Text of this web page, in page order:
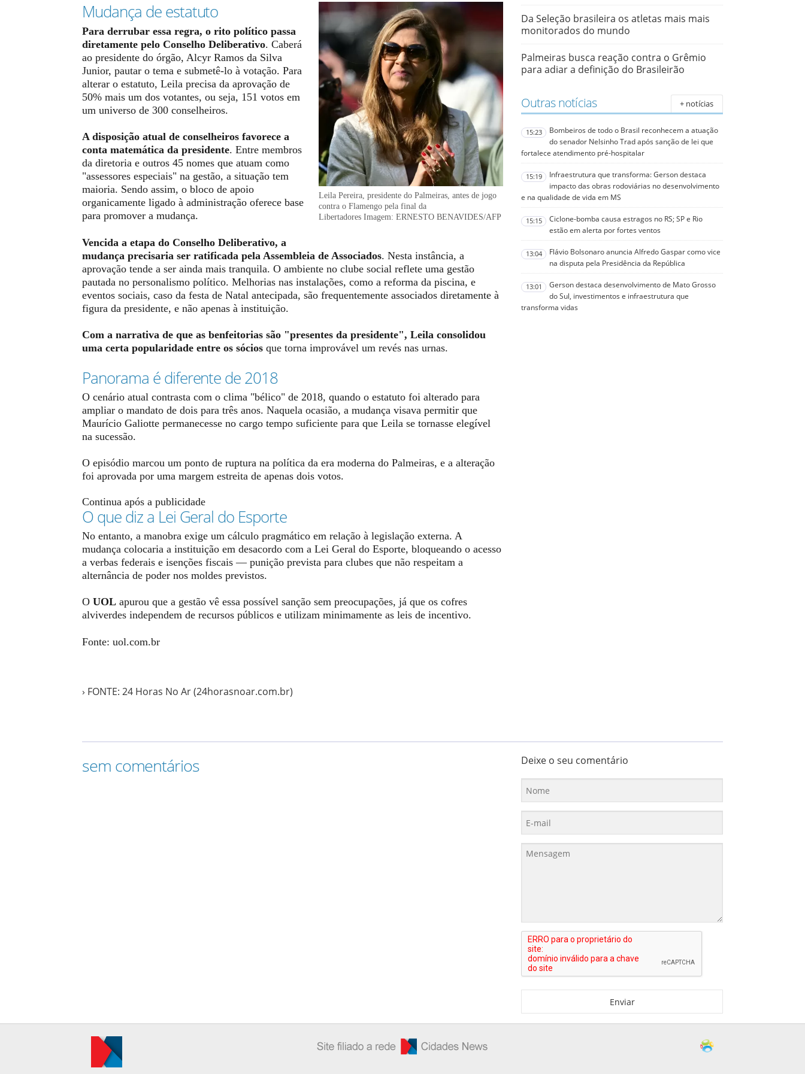
Leila Pereira, presidente do Palmeiras, antes de jogo
contra o Flamengo pela final da
Libertadores Imagem: ERNESTO BENAVIDES/AFP
Mudança de estatuto
Para derrubar essa regra, o rito político passa
diretamente pelo Conselho Deliberativo. Caberá
ao presidente do órgão, Alcyr Ramos da Silva
Junior, pautar o tema e submetê-lo à votação. Para
alterar o estatuto, Leila precisa da aprovação de
50% mais um dos votantes, ou seja, 151 votos em
um universo de 300 conselheiros.
A disposição atual de conselheiros favorece a
conta matemática da presidente. Entre membros
da diretoria e outros 45 nomes que atuam como
"assessores especiais" na gestão, a situação tem
maioria. Sendo assim, o bloco de apoio
organicamente ligado à administração oferece base
para promover a mudança.
Vencida a etapa do Conselho Deliberativo, a
mudança precisaria ser ratificada pela Assembleia de Associados. Nesta instância, a
aprovação tende a ser ainda mais tranquila. O ambiente no clube social reflete uma gestão
pautada no personalismo político. Melhorias nas instalações, como a reforma da piscina, e
eventos sociais, caso da festa de Natal antecipada, são frequentemente associados diretamente à
figura da presidente, e não apenas à instituição.
Com a narrativa de que as benfeitorias são "presentes da presidente", Leila consolidou
uma certa popularidade entre os sócios que torna improvável um revés nas urnas.
Panorama é diferente de 2018
O cenário atual contrasta com o clima "bélico" de 2018, quando o estatuto foi alterado para
ampliar o mandato de dois para três anos. Naquela ocasião, a mudança visava permitir que
Maurício Galiotte permanecesse no cargo tempo suficiente para que Leila se tornasse elegível
na sucessão.
O episódio marcou um ponto de ruptura na política da era moderna do Palmeiras, e a alteração
foi aprovada por uma margem estreita de apenas dois votos.
Continua após a publicidade
O que diz a Lei Geral do Esporte
No entanto, a manobra exige um cálculo pragmático em relação à legislação externa. A
mudança colocaria a instituição em desacordo com a Lei Geral do Esporte, bloqueando o acesso
a verbas federais e isenções fiscais — punição prevista para clubes que não respeitam a
alternância de poder nos moldes previstos.
O UOL apurou que a gestão vê essa possível sanção sem preocupações, já que os cofres
alviverdes independem de recursos públicos e utilizam minimamente as leis de incentivo.
Fonte: uol.com.br
› FONTE: 24 Horas No Ar (24horasnoar.com.br)
Da Seleção brasileira os atletas mais mais
monitorados do mundo
Palmeiras busca reação contra o Grêmio
para adiar a definição do Brasileirão
Outras notícias + notícias
15:23
Bombeiros de todo o Brasil reconhecem a atuação
do senador Nelsinho Trad após sanção de lei que
fortalece atendimento pré-hospitalar
15:19
Infraestrutura que transforma: Gerson destaca
impacto das obras rodoviárias no desenvolvimento
e na qualidade de vida em MS
15:15
Ciclone-bomba causa estragos no RS; SP e Rio
estão em alerta por fortes ventos
13:04
Flávio Bolsonaro anuncia Alfredo Gaspar como vice
na disputa pela Presidência da República
13:01
Gerson destaca desenvolvimento de Mato Grosso
do Sul, investimentos e infraestrutura que
transforma vidas
sem comentários Deixe o seu comentário
Enviar